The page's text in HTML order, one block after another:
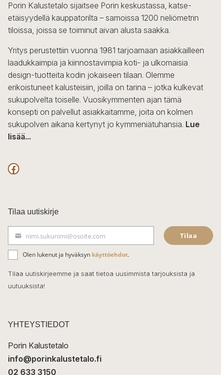
tehdä
valinnat
tuotteen
sivulla.
Porin Kalustetalo sijaitsee Porin keskustassa, katse-
etäisyydellä kauppatorilta – samoissa 1200 neliömetrin
tiloissa, joissa se toiminut aivan alusta saakka.
Yritys perustettiin vuonna 1981 tarjoamaan asiakkailleen
laadukkaimpia ja kiinnostavimpia koti- ja ulkomaisia
design-tuotteita kodin jokaiseen tilaan. Olemme
erikoistuneet kalusteisiin, joilla on tarina – jotka kulkevat
sukupolvelta toiselle. Vuosikymmenten ajan tämä
konsepti on palvellut asiakkaitamme, joita on kolmen
sukupolven aikana kertynyt jo kymmeniätuhansia. Lue
lisää...
F
c
e
b
o
o
k
Tilaa uutiskirje
ä
h
k
t
nimi.sukunimi@osoite.com Tilaa
Olen lukenut ja hyväksyn käyttöehdot.
Tilaa uutiskirjeemme ja saat tietoa uusimmista tarjouksista ja
uutuuksista!
YHTEYSTIEDOT
Porin Kalustetalo
info@porinkalustetalo.fi
02 633 3150